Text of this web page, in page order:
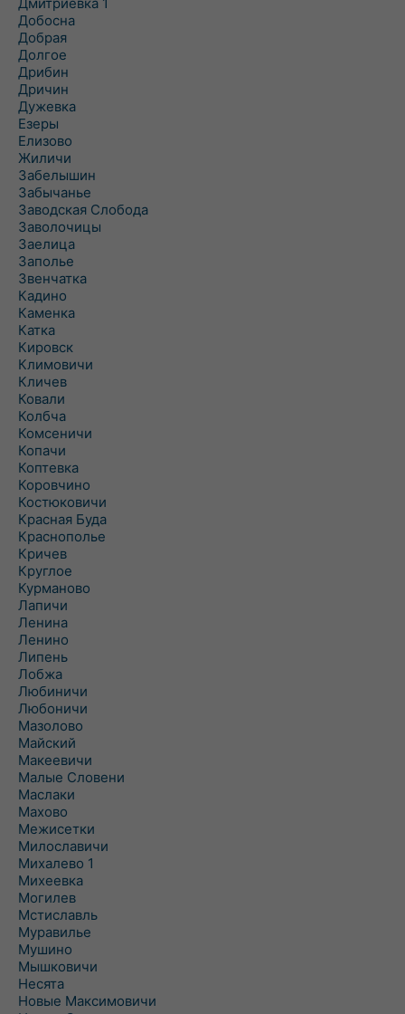
Добосна
Добрая
Долгое
Дрибин
Дричин
Дужевка
Езеры
Елизово
Жиличи
Забелышин
Забычанье
Заводская Слобода
Заволочицы
Заелица
Заполье
Звенчатка
Кадино
Каменка
Катка
Кировск
Климовичи
Кличев
Ковали
Колбча
Комсеничи
Копачи
Коптевка
Коровчино
Костюковичи
Красная Буда
Краснополье
Кричев
Круглое
Курманово
Лапичи
Ленина
Ленино
Липень
Лобжа
Любиничи
Любоничи
Мазолово
Майский
Макеевичи
Малые Словени
Маслаки
Махово
Межисетки
Милославичи
Михалево 1
Михеевка
Могилев
Мстиславль
Муравилье
Мушино
Мышковичи
Несята
Новые Максимовичи